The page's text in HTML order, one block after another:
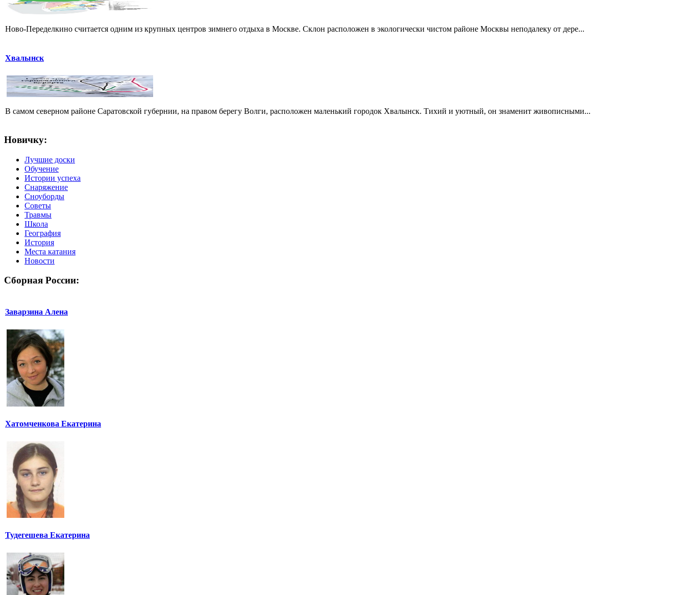
Ново-Переделкино считается одним из крупных центров зимнего отдыха в Москве. Склон расположен в экологически чистом районе Москвы неподалеку от дере...
Хвалынск
В самом северном районе Саратовской губернии, на правом берегу Волги, расположен маленький городок Хвалынск. Тихий и уютный, он знаменит живописными...
Новичку:
Лучшие доски
Обучение
Истории успеха
Снаряжение
Сноуборды
Советы
Травмы
Школа
География
История
Места катания
Новости
Сборная России:
Заварзина Алена
Хатомченкова Екатерина
Тудегешева Екатерина